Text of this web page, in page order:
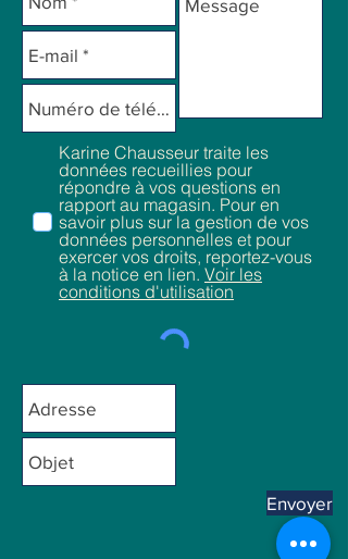
Karine Chausseur traite les
données recueillies pour
répondre à vos questions en
rapport au magasin. Pour en
savoir plus sur la gestion de vos
données personnelles et pour
exercer vos droits, reportez-vous
à la notice en lien. Voir les
conditions d'utilisation
Envoyer